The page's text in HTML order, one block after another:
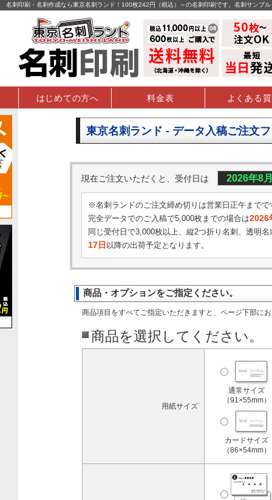
名刺印刷・名刺作成なら東京名刺ランド！100枚242円（税込）～の名刺印刷です。名刺サンプ
はじめての方へ 料金表 よくある
東京名刺ランド - データ入稿ご注文
現在ご注文いただくと、受付日は 2026年8
※名刺ランドのご注文締め切りは営業日正午までで
完全データでのご入稿で5,000枚までの場合は2026
同じ受付日で3,000枚以上、縦2つ折り名刺、透明名
17日 以降の出荷予定となります。
商品・オプションをご指定ください。
商品項目をすべてご指定いただきますと、ページ下部に
商品を選択してください。
用紙サイズ
通常サイズ
（91×55mm）
カードサイズ
（86×54mm）